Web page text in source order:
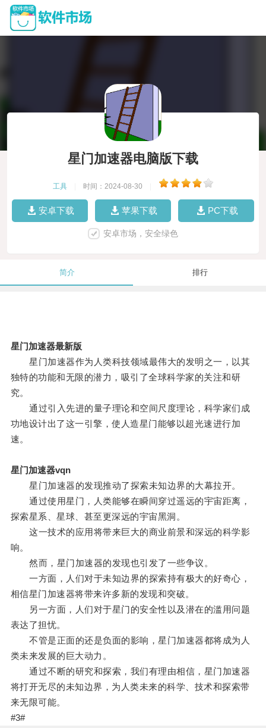
星门加速器电脑版下载
工具 时间：2024-08-30
安卓下载 苹果下载 PC下载
安卓市场，安全绿色
简介 排行
星门加速器最新版
星门加速器作为人类科技领域最伟大的发明之一，以其
独特的功能和无限的潜力，吸引了全球科学家的关注和研
究。
通过引入先进的量子理论和空间尺度理论，科学家们成
功地设计出了这一引擎，使人造星门能够以超光速进行加
速。
星门加速器vqn
星门加速器的发现推动了探索未知边界的大幕拉开。
通过使用星门，人类能够在瞬间穿过遥远的宇宙距离，
探索星系、星球、甚至更深远的宇宙黑洞。
这一技术的应用将带来巨大的商业前景和深远的科学影
响。
然而，星门加速器的发现也引发了一些争议。
一方面，人们对于未知边界的探索持有极大的好奇心，
相信星门加速器将带来许多新的发现和突破。
另一方面，人们对于星门的安全性以及潜在的滥用问题
表达了担忧。
不管是正面的还是负面的影响，星门加速器都将成为人
类未来发展的巨大动力。
通过不断的研究和探索，我们有理由相信，星门加速器
将打开无尽的未知边界，为人类未来的科学、技术和探索带
来无限可能。
#3#